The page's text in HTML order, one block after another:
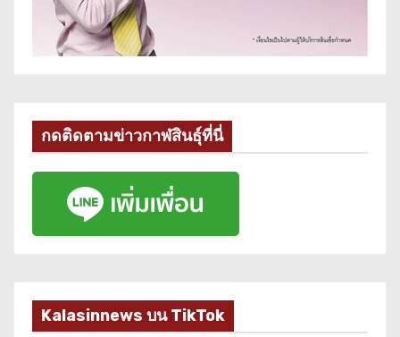
กดติดตามข่าวกาฬสินธุ์ที่นี่
Kalasinnews บน TikTok